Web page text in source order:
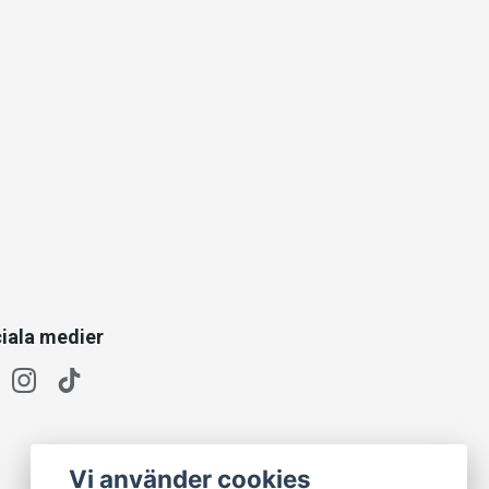
medier
Vi använder cookies